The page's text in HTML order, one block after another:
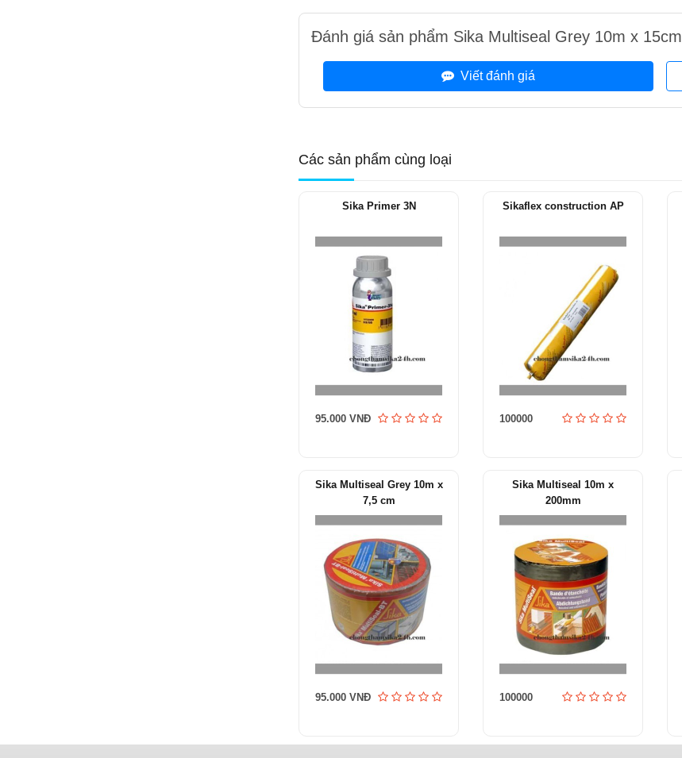
Đánh giá sản phẩm Sika Multiseal Grey 10m x 15cm
Viết đánh giá
Các sản phẩm cùng loại
Sika Primer 3N
95.000 VNĐ
Sikaflex construction AP
100000
Sika Multiseal Grey 10m x
7,5 cm
95.000 VNĐ
Sika Multiseal 10m x
200mm
100000